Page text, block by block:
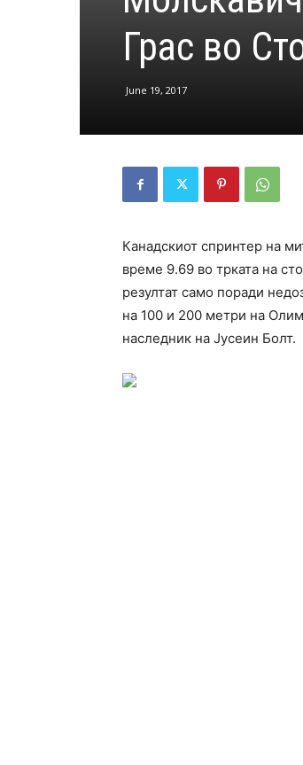
Грас во
June 19, 2017
Канадскиот спринтер на
време 9.69 во трката на
резултат само поради
на 100 и 200 метри на
наследник на Јусеин Болт.